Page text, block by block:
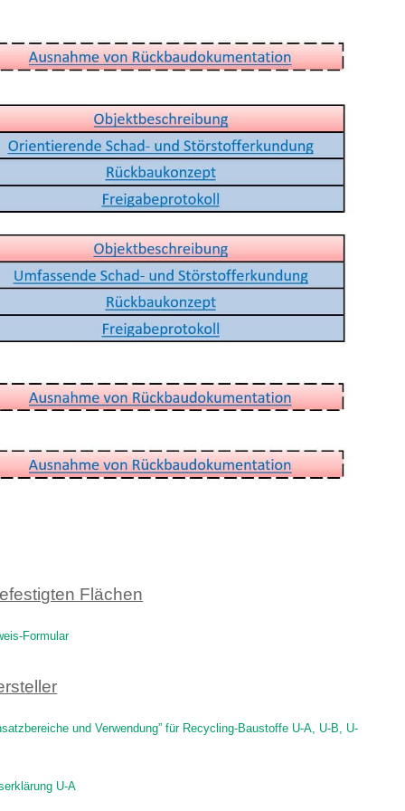
2
3
4
5
6
7
8
9
10
11
12
Flächen
Formular
und Verwendung” für Recycling-Baustoffe U-A, U-B, U-
U-A